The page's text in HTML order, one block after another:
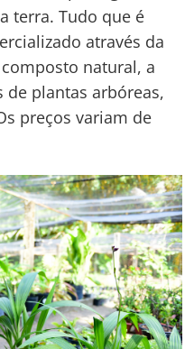
terra. Tudo que é
através da
natural, a
de plantas arbóreas,
preços variam de